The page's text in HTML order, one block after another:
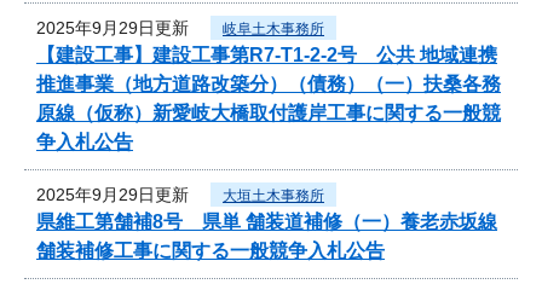
2025年9月29日更新 岐阜土木事務所
【建設工事】建設工事第R7-T1-2-2号 公共 地域連携
推進事業（地方道路改築分）（債務）（一）扶桑各務
原線（仮称）新愛岐大橋取付護岸工事に関する一般競
争入札公告
2025年9月29日更新 大垣土木事務所
県維工第舗補8号 県単 舗装道補修（一）養老赤坂線
舗装補修工事に関する一般競争入札公告